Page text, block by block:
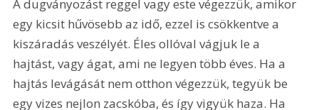
A dugványozást reggel vagy este végezzük, amikor
egy kicsit hűvösebb az idő, ezzel is csökkentve a
kiszáradás veszélyét. Éles ollóval vágjuk le a
hajtást, vagy ágat, ami ne legyen több éves. Ha a
hajtás levágását nem otthon végezzük, tegyük be
egy vizes nejlon zacskóba, és így vigyük haza. Ha